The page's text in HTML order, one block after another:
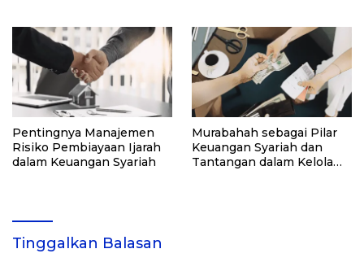
Pentingnya Manajemen
Risiko Pembiayaan Ijarah
dalam Keuangan Syariah
Murabahah sebagai Pilar
Keuangan Syariah dan
Tantangan dalam Kelola
Tinggalkan Balasan